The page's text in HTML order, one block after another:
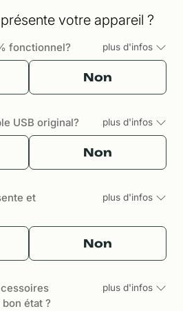
votre appareil ?
fonctionnel? plus d'infos
Non
USB original? plus d'infos
Non
et
plus d'infos
Non
état ?
plus d'infos